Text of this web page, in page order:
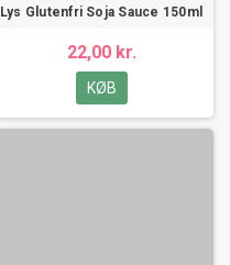
Lys Glutenfri Soja Sauce 150ml
22,00 kr.
KØB